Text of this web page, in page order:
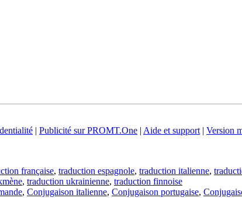
| Publicité sur PROMT.One | Aide et support | Version
française, traduction espagnole, traduction italienne,
, traduction ukrainienne, traduction finnoise
, Conjugaison italienne, Conjugaison portugaise,